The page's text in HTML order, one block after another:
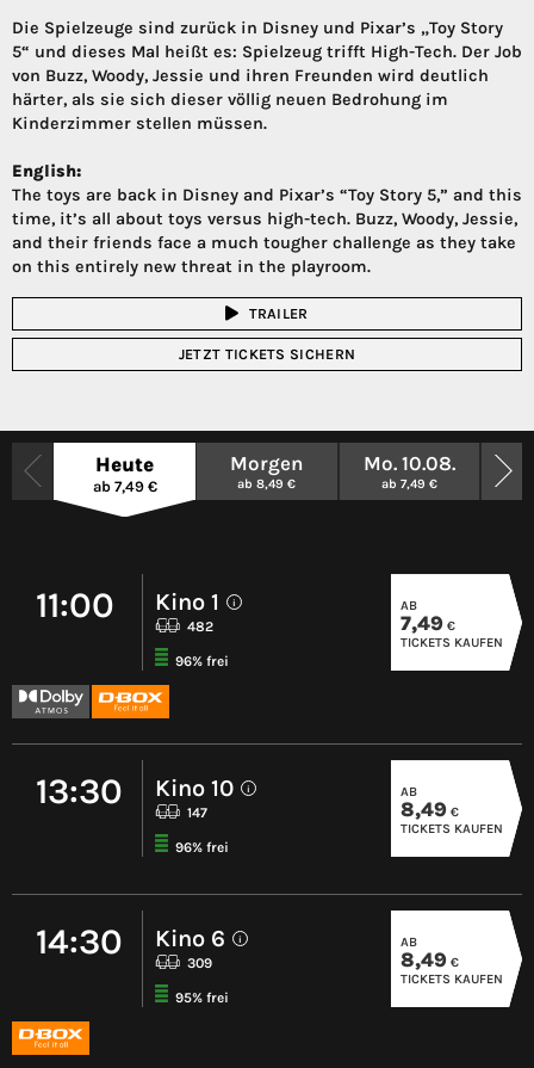
Die Spielzeuge sind zurück in Disney und Pixar’s „Toy Story
5“ und dieses Mal heißt es: Spielzeug trifft High-Tech. Der Job
von Buzz, Woody, Jessie und ihren Freunden wird deutlich
härter, als sie sich dieser völlig neuen Bedrohung im
Kinderzimmer stellen müssen.
English:
The toys are back in Disney and Pixar’s “Toy Story 5,” and this
time, it’s all about toys versus high-tech. Buzz, Woody, Jessie,
and their friends face a much tougher challenge as they take
on this entirely new threat in the playroom.
TRAILER
JETZT TICKETS SICHERN
Heute
ab 7,49 €
Morgen
ab 8,49 €
Mo. 10.08.
ab 7,49 €
11:00 Kino 1 i
482
96% frei
AB
7,49 €
TICKETS KAUFEN
13:30 Kino 10 i
147
96% frei
AB
8,49 €
TICKETS KAUFEN
14:30 Kino 6 i
309
95% frei
AB
8,49 €
TICKETS KAUFEN